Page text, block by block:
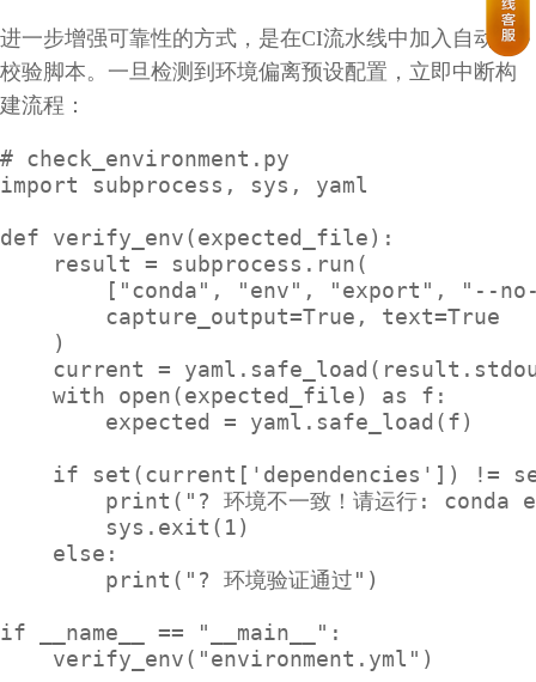
进一步增强可靠性的方式，是在CI流水线中加入自动化
校验脚本。一旦检测到环境偏离预设配置，立即中断构
建流程：
# check_environment.py
import subprocess, sys, yaml
def verify_env(expected_file):
    result = subprocess.run(
["conda", "env", "export", "--
        capture_output=True, text=True
    )
current =
    with open(expected_file) as f:
        expected = yaml.safe_load(f)
if set(current['dependencies']) !=
print("? 环境不一致！请运行:
        sys.exit(1)
    else:
        print("? 环境验证通过")
if __name__ == "__main__":
    verify_env("environment.yml")